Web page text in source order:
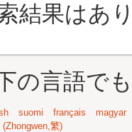
結果はあ
の言語で
suomi français
magyar
(Zhongwen,繁)